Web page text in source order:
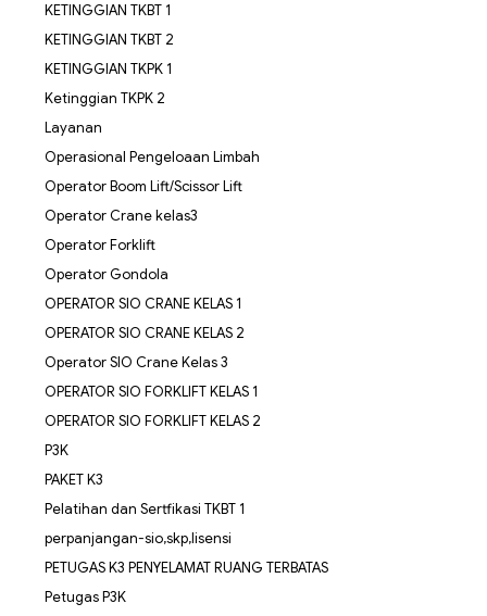
KETINGGIAN TKBT 1
KETINGGIAN TKBT 2
KETINGGIAN TKPK 1
Ketinggian TKPK 2
Layanan
Operasional Pengeloaan Limbah
Operator Boom Lift/Scissor Lift
Operator Crane kelas3
Operator Forklift
Operator Gondola
OPERATOR SIO CRANE KELAS 1
OPERATOR SIO CRANE KELAS 2
Operator SIO Crane Kelas 3
OPERATOR SIO FORKLIFT KELAS 1
OPERATOR SIO FORKLIFT KELAS 2
P3K
PAKET K3
Pelatihan dan Sertfikasi TKBT 1
perpanjangan-sio,skp,lisensi
PETUGAS K3 PENYELAMAT RUANG TERBATAS
Petugas P3K